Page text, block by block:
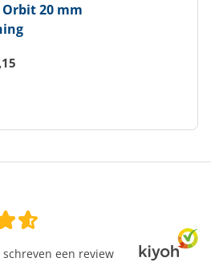
Orbit 20 mm
schreven een review